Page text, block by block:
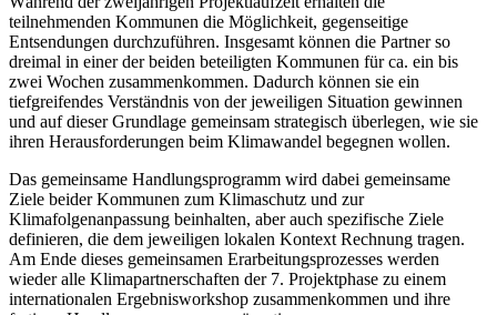
teilnehmenden Kommunen die Möglichkeit, gegenseitige
Entsendungen durchzuführen. Insgesamt können die Partner so
dreimal in einer der beiden beteiligten Kommunen für ca. ein bis
zwei Wochen zusammenkommen. Dadurch können sie ein
tiefgreifendes Verständnis von der jeweiligen Situation gewinnen
und auf dieser Grundlage gemeinsam strategisch überlegen, wie sie
ihren Herausforderungen beim Klimawandel begegnen wollen.
Das gemeinsame Handlungsprogramm wird dabei gemeinsame
Ziele beider Kommunen zum Klimaschutz und zur
Klimafolgenanpassung beinhalten, aber auch spezifische Ziele
definieren, die dem jeweiligen lokalen Kontext Rechnung tragen.
Am Ende dieses gemeinsamen Erarbeitungsprozesses werden
wieder alle Klimapartnerschaften der 7. Projektphase zu einem
internationalen Ergebnisworkshop zusammenkommen und ihre